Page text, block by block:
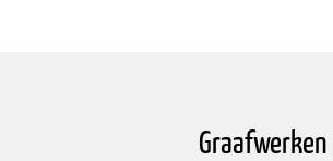
Graafwerken